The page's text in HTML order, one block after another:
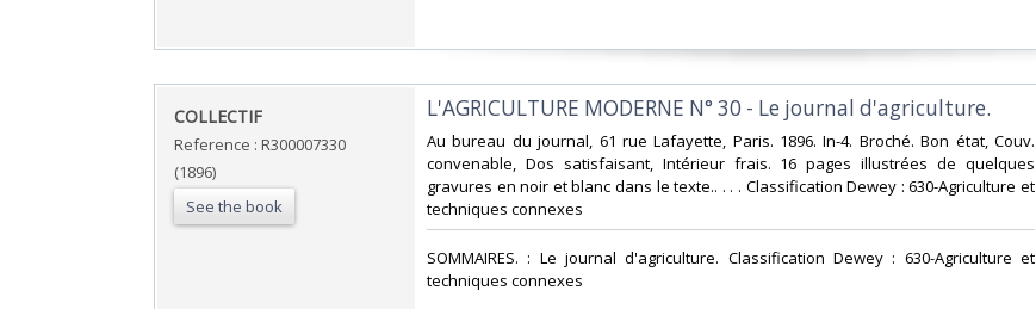
‎COLLECTIF ‎
Reference : R300007330
(1896)
See the book
‎L'AGRICULTURE MODERNE N° 30 - Le journal d'agriculture. ‎
‎Au bureau du journal, 61 rue Lafayette, Paris. 1896. In-4. Broché. Bon état, Couv.
convenable, Dos satisfaisant, Intérieur frais. 16 pages illustrées de quelques
gravures en noir et blanc dans le texte.. . . . Classification Dewey : 630-Agriculture et
techniques connexes‎
‎SOMMAIRES. : Le journal d'agriculture. Classification Dewey : 630-Agriculture et
techniques connexes‎